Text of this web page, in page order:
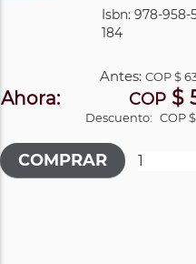
Isbn: 978-958-
184
Antes:COP$
Ahora: COP $
Descuento: COP